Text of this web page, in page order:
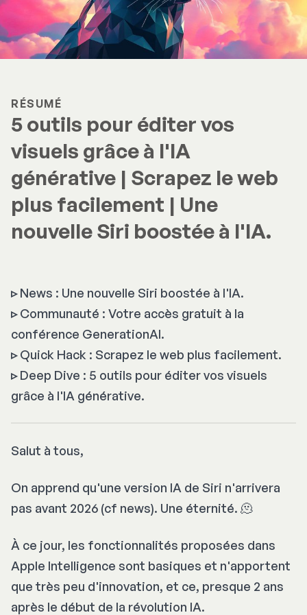
RÉSUMÉ
5 outils pour éditer vos
visuels grâce à l'IA
générative | Scrapez le web
plus facilement | Une
nouvelle Siri boostée à l'IA.
▹News : Une nouvelle Siri boostée à l'IA.
▹Communauté : Votre accès gratuit à la
conférence GenerationAI.
▹Quick Hack : Scrapez le web plus facilement.
▹Deep Dive : 5 outils pour éditer vos visuels
grâce à l'IA générative.
Salut à tous,
On apprend qu'une version IA de Siri n'arrivera
pas avant 2026 (cf news). Une éternité. 🫠
À ce jour, les fonctionnalités proposées dans
Apple Intelligence sont basiques et n'apportent
que très peu d'innovation, et ce, presque 2 ans
après le début de la révolution IA.